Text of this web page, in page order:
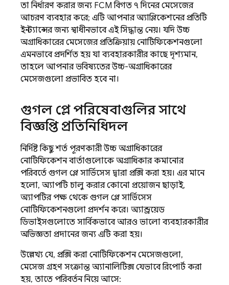
তা নির্ধারণ করার জন্য FCM বিগত ৭ দিনের মেসেজের
আচরণ ব্যবহার করে; এটি আপনার অ্যাপ্লিকেশনের প্রতিটি
ইনস্ট্যান্সের জন্য স্বাধীনভাবে এই সিদ্ধান্ত নেয়। যদি উচ্চ
অগ্রাধিকারের মেসেজের প্রতিক্রিয়ায় নোটিফিকেশনগুলো
এমনভাবে প্রদর্শিত হয় যা ব্যবহারকারীর কাছে দৃশ্যমান,
তাহলে আপনার ভবিষ্যতের উচ্চ-অগ্রাধিকারের
মেসেজগুলো প্রভাবিত হবে না।
গুগল প্লে পরিষেবাগুলির সাথে
বিজ্ঞপ্তি প্রতিনিধিদল
নির্দিষ্ট কিছু শর্ত পূরণকারী উচ্চ অগ্রাধিকারের
নোটিফিকেশন বার্তাগুলোকে অগ্রাধিকার কমানোর
পরিবর্তে গুগল প্লে সার্ভিসেস দ্বারা প্রক্সি করা হয়। এর মানে
হলো, অ্যাপটি চালু করার কোনো প্রয়োজন ছাড়াই,
অ্যাপটির পক্ষ থেকে গুগল প্লে সার্ভিসেস
নোটিফিকেশনগুলো প্রদর্শন করে। অ্যান্ড্রয়েড
ডিভাইসগুলোতে সার্বিকভাবে আরও ভালো ব্যবহারকারীর
অভিজ্ঞতা প্রদানের জন্য এটি করা হয়।
উল্লেখ্য যে, প্রক্সি করা নোটিফিকেশন মেসেজগুলো,
মেসেজ গ্রহণ সংক্রান্ত অ্যানালিটিক্স যেভাবে রিপোর্ট করা
হয়, তাতে পরিবর্তন নিয়ে আসে: